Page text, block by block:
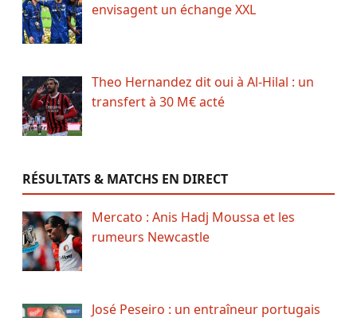
envisagent un échange XXL
Theo Hernandez dit oui à Al-Hilal : un
transfert à 30 M€ acté
RÉSULTATS & MATCHS EN DIRECT
Mercato : Anis Hadj Moussa et les
rumeurs Newcastle
José Peseiro : un entraîneur portugais